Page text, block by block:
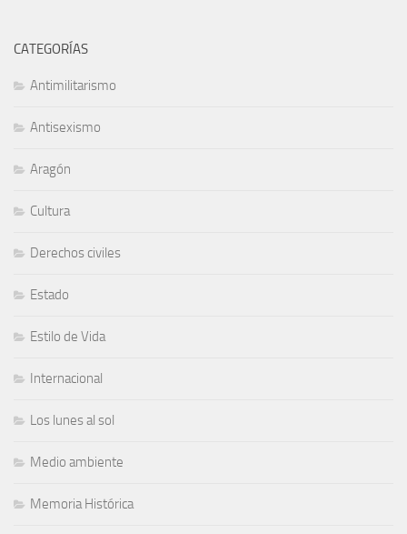
CATEGORÍAS
Antimilitarismo
Antisexismo
Aragón
Cultura
Derechos civiles
Estado
Estilo de Vida
Internacional
Los lunes al sol
Medio ambiente
Memoria Histórica